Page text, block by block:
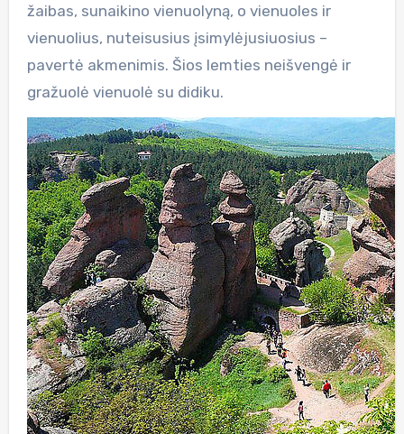
žaibas, sunaikino vienuolyną, o vienuoles ir
vienuolius, nuteisusius įsimylėjusiuosius –
pavertė akmenimis. Šios lemties neišvengė ir
gražuolė vienuolė su didiku.